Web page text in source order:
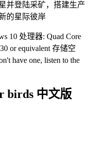
并登陆采矿，搭建生产
的星际彼岸
10 处理器: Quad Core
or equivalent 存储空
have one, listen to the
birds 中文版